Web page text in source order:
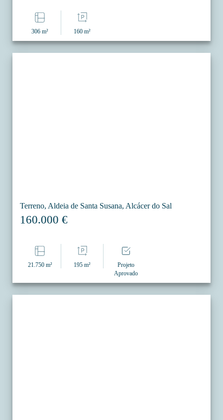
306 m² 160 m²
Terreno, Aldeia de Santa Susana, Alcácer do Sal
160.000 €
21.750 m² 195 m²
Projeto
Aprovado